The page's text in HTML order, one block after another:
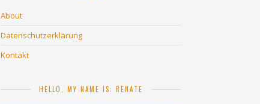
About
Datenschutzerklärung
Kontakt
HELLO, MY NAME IS: RENATE